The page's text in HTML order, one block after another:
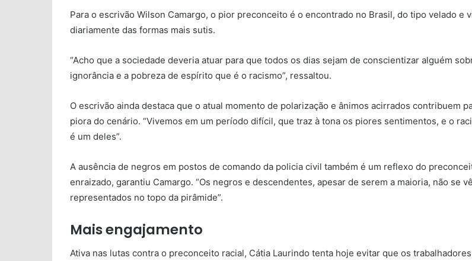
Para o escrivão Wilson Camargo, o pior preconceito é o encontrado no Brasil, do tipo velado e
diariamente das formas mais sutis.
“Acho que a sociedade deveria atuar para que todos os dias sejam de conscientizar alguém
ignorância e a pobreza de espírito que é o racismo”, ressaltou.
O escrivão ainda destaca que o atual momento de polarização e ânimos acirrados contribuem
piora do cenário. “Vivemos em um período difícil, que traz à tona os piores sentimentos, e o
é um deles”.
A ausência de negros em postos de comando da policia civil também é um reflexo do
enraizado, garantiu Camargo. “Os negros e descendentes, apesar de serem a maioria, não se
representados no topo da pirâmide”.
Mais engajamento
Ativa nas lutas contra o preconceito racial, Cátia Laurindo tenta hoje evitar que os trabalhadores